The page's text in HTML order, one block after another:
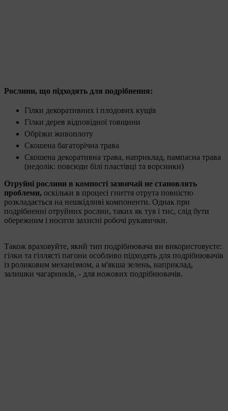
Рослини, що підходять для подрібнення:
Гілки декоративних і плодових кущів
Гілки дерев відповідної товщини
Обрізки живоплоту
Скошена багаторічна трава
Скошена декоративна трава, наприклад, пампасна трава
(недолік: повсюди білі пластівці та ворсинки)
Отруйні рослини в компості зазвичай не становлять
проблеми, оскільки в процесі гниття отрута повністю
розкладається на нешкідливі компоненти. Однак при
подрібненні отруйних рослин, таких як туя і тис, слід бути
обережним і носити захисні робочі рукавички.
Також враховуйте, який тип подрібнювача ви використовуєте:
гілки та гіллясті пагони особливо підходять для подрібнювачів
із роликовим механізмом, а м'якша зелень, наприклад,
залишки чагарників, - для ножових подрібнювачів.